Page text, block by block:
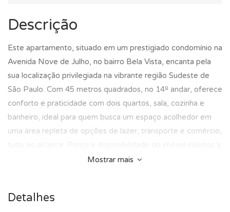
Descrição
Este apartamento, situado em um prestigiado condomínio na
Avenida Nove de Julho, no bairro Bela Vista, encanta pela
sua localização privilegiada na vibrante região Sudeste de
São Paulo. Com 45 metros quadrados, no 14º andar, oferece
conforto e praticidade com dois quartos, sala, cozinha e
banheiro, ideal para quem busca um espaço acolhedor em
uma área repleta de opções de lazer, transporte e comércio,
alteração sem aviso prévio.Mostrar mais
Detalhes